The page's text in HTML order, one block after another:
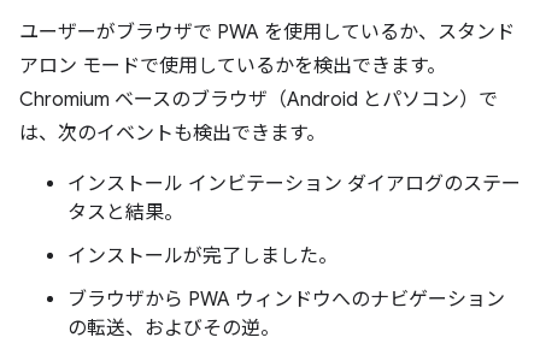
ユーザーがブラウザで PWA を使用しているか、スタンド
アロン モードで使用しているかを検出できます。
Chromium ベースのブラウザ（Android とパソコン）で
は、次のイベントも検出できます。
インストール インビテーション ダイアログのステー
タスと結果。
インストールが完了しました。
ブラウザから PWA ウィンドウへのナビゲーション
の転送、およびその逆。